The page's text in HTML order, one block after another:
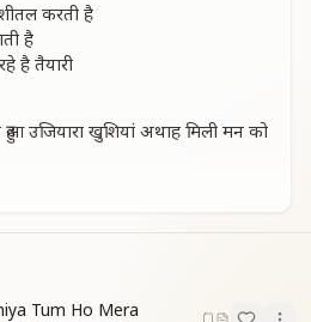
करती है
है
है तैयारी
हुआ उजियारा खुशियां अथाह मिली मन को
दुनिया सबसे न्यारी
मोती है
कोई कोई परी
Tum Ho Mera